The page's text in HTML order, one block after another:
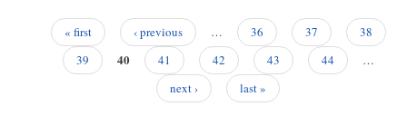
« first ‹ previous … 36 37
38
39
40 41 42 43 44
…
next ›
last »